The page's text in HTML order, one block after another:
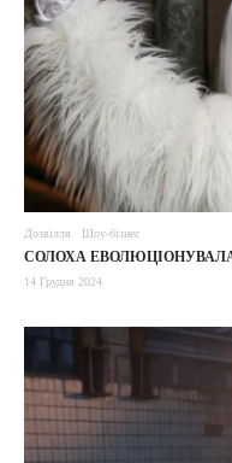
Дозвілля Шоу-бізнес
СОЛОХА
14 Грудня 2024